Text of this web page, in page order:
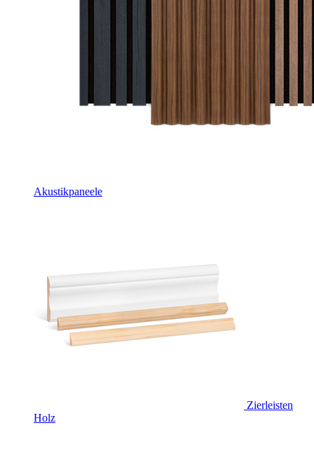
Akustikpaneele
Zierleisten
Holz